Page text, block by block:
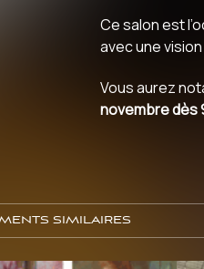
Ce salon est
avec une
Vous aurez
novembre dès
SIMILAIRES